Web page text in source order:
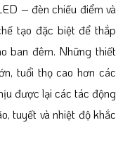
– đèn chiếu điểm và
tạo đặc biệt để thắp
ban đêm. Những thiết
tuổi thọ cao hơn các
được lại các tác động
tuyết và nhiệt độ khắc